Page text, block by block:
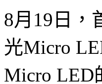
8月19日，
光Micro
Micro LED